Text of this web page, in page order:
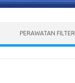
PERAWATAN FILTER